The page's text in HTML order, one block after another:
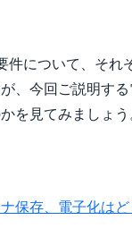
について、それ
、今回ご説明す
を見てみましょう
保存、電子化はど